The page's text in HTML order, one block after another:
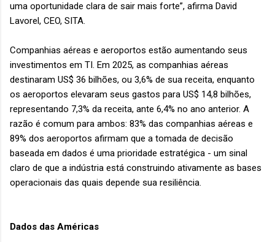
uma oportunidade clara de sair mais forte”, afirma David
Lavorel, CEO, SITA.
Companhias aéreas e aeroportos estão aumentando seus
investimentos em TI. Em 2025, as companhias aéreas
destinaram US$ 36 bilhões, ou 3,6% de sua receita, enquanto
os aeroportos elevaram seus gastos para US$ 14,8 bilhões,
representando 7,3% da receita, ante 6,4% no ano anterior. A
razão é comum para ambos: 83% das companhias aéreas e
89% dos aeroportos afirmam que a tomada de decisão
baseada em dados é uma prioridade estratégica - um sinal
claro de que a indústria está construindo ativamente as bases
operacionais das quais depende sua resiliência.
Dados das Américas